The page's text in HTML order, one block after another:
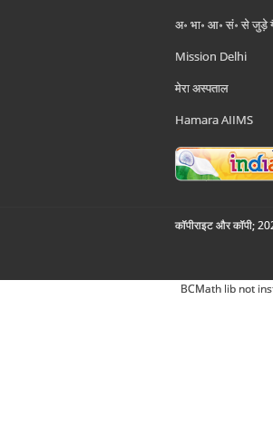
अ॰ भा॰ आ॰ सं॰ से जुड़े
Mission Delhi
मेरा अस्पताल
Hamara AIIMS
कॉपीराइट और कॉपी;
BCMath lib not